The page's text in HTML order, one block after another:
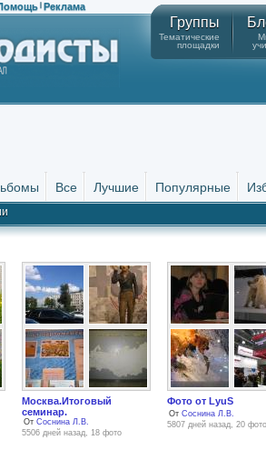
| Реклама
Группы
Тематические
площадки
Все Лучшие Популярные
Москва.Итоговый
семинар.
От Соснина Л.В.
5506 дней назад, 18 фото
Фото от LyuS
От Соснина Л.В.
5807 дней назад, 20 фото